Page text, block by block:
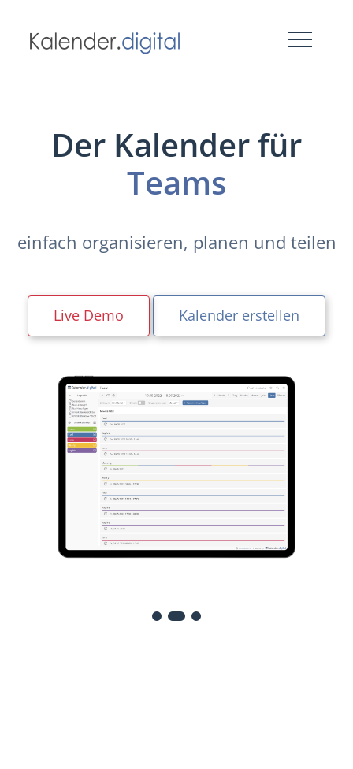
Der Kalender für
Teams
einfach organisieren, planen und teilen
Live Demo Kalender erstellen